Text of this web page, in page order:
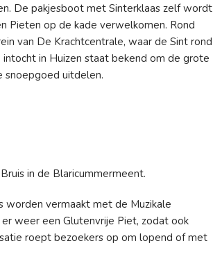
De pakjesboot met Sinterklaas zelf wordt
Pieten op de kade verwelkomen. Rond
van De Krachtcentrale, waar de Sint rond
in Huizen staat bekend om de grote
snoepgoed uitdelen.
in de Blaricummermeent.
worden vermaakt met de Muzikale
weer een Glutenvrije Piet, zodat ook
roept bezoekers op om lopend of met